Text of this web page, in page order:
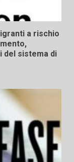
a rischio
del sistema di